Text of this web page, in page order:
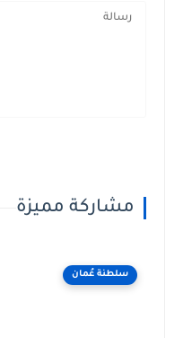
مشاركة مميزة
سلطنة عُمان